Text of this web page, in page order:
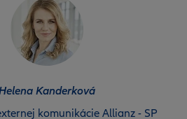
Kanderková
komunikácie Allianz - SP